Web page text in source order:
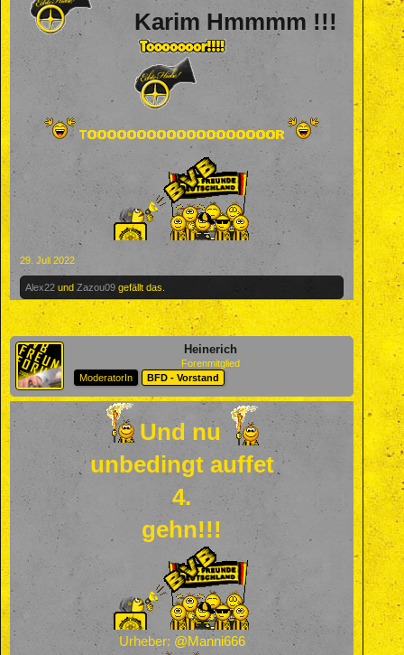
Karim Hmmmm !!!
29. Juli 2022
Alex22 und Zazou09 gefällt das.
Heinerich
Forenmitglied
ModeratorIn
BFD - Vorstand
Und nu
unbedingt auffet
4.
gehn!!!
Urheber: @Manni666